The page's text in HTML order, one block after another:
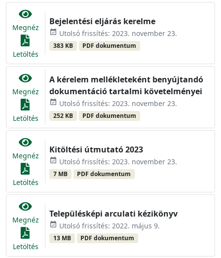
Megnéz
Letöltés
Bejelentési eljárás kerelme
event_available Utolsó frissítés: 2023. november 23.
383 KB PDF dokumentum
Megnéz
Letöltés
A kérelem mellékleteként benyújtandó
dokumentáció tartalmi követelményei
event_available Utolsó frissítés: 2023. november 23.
252 KB PDF dokumentum
Megnéz
Letöltés
Kitöltési útmutató 2023
event_available Utolsó frissítés: 2023. november 23.
7 MB PDF dokumentum
Megnéz
Letöltés
Településképi arculati kézikönyv
event_available Utolsó frissítés: 2022. május 9.
13 MB PDF dokumentum